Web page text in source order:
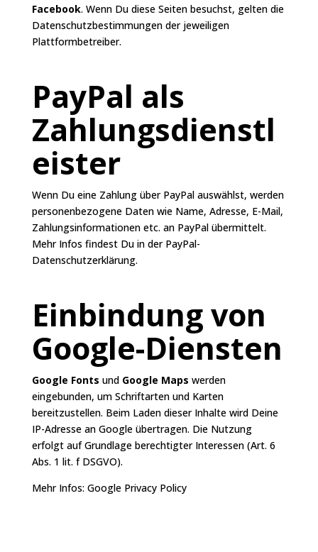
Facebook. Wenn Du diese Seiten besuchst, gelten die
Datenschutzbestimmungen der jeweiligen
Plattformbetreiber.
PayPal als
Zahlungsdienstl
eister
Wenn Du eine Zahlung über PayPal auswählst, werden
personenbezogene Daten wie Name, Adresse, E-Mail,
Zahlungsinformationen etc. an PayPal übermittelt.
Mehr Infos findest Du in der PayPal-
Datenschutzerklärung.
Einbindung von
Google-Diensten
Google Fonts und Google Maps werden
eingebunden, um Schriftarten und Karten
bereitzustellen. Beim Laden dieser Inhalte wird Deine
IP-Adresse an Google übertragen. Die Nutzung
erfolgt auf Grundlage berechtigter Interessen (Art. 6
Abs. 1 lit. f DSGVO).
Mehr Infos: Google Privacy Policy